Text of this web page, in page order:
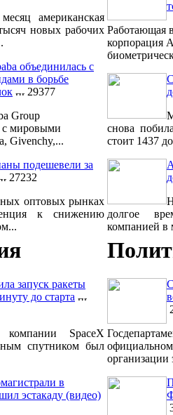
американская
новых рабочих
объединилась с
в борьбе
29377
Group
с мировыми
Givenchy,...
подешевели за
27232
оптовых рынках
к снижению
Работающая
корпорация
снова
стоит 1437
долгое
компанией в
запуск ракеты
до старта
компании SpaceX
спутником был
в
эстакаду (видео)
организации